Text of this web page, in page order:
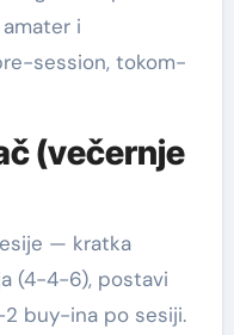
i
session, tokom-
(večernje
— kratka
(4-4-6), postavi
buy-ina po sesiji.